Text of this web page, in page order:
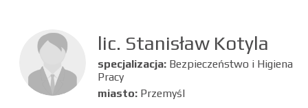
lic. Stanisław Kotyla
specjalizacja: Bezpieczeństwo i Higiena
Pracy
miasto: Przemyśl